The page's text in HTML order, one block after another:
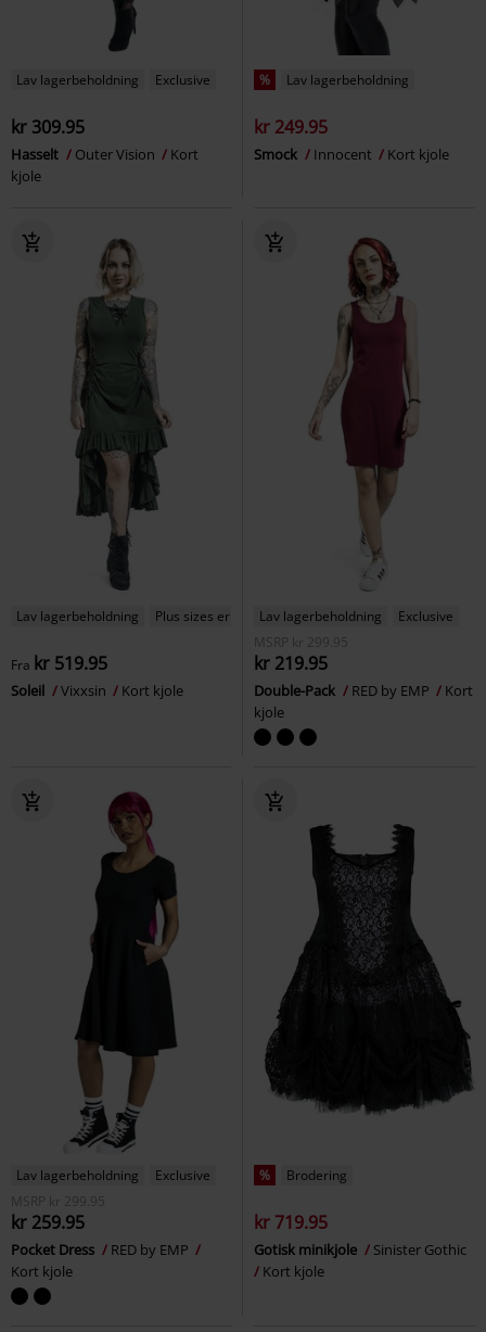
Lav lagerbeholdning Exclusive
kr 309.95
Hasselt Outer Vision
Kort
kjole
% Lav lagerbeholdning
kr 249.95
Smock Innocent Kort kjole
Lav lagerbeholdning Plus sizes er tilgængelige
Fra kr 519.95
Soleil Vixxsin Kort kjole
Lav lagerbeholdning
Exclusive
MSRP
kr 299.95
kr 219.95
Double-Pack RED by EMP
Kort
kjole
Lav lagerbeholdning
Exclusive
MSRP
kr 299.95
kr 259.95
Pocket Dress
RED by EMP
Kort kjole
% Brodering
kr 719.95
Gotisk minikjole
Sinister Gothic
Kort kjole